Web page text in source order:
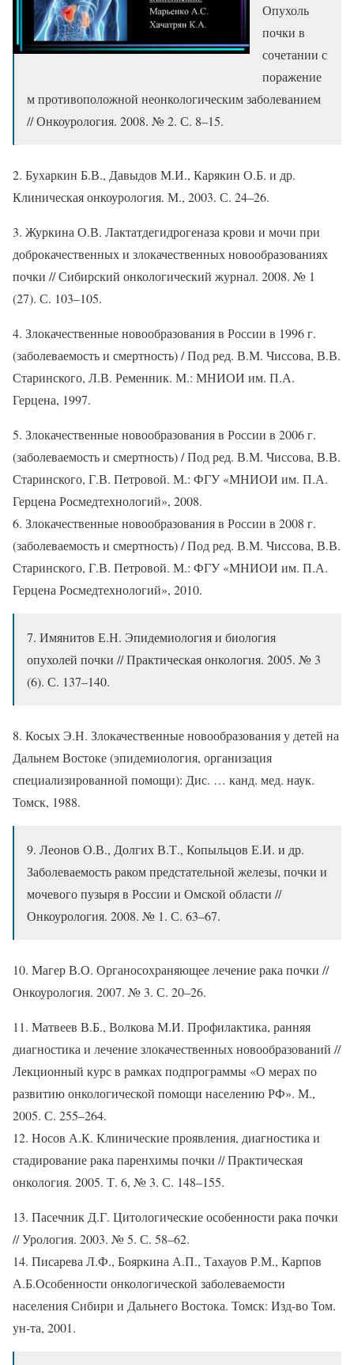
Опухоль
почки в
сочетании с
поражение
м противоположной неонкологическим заболеванием
// Онкоурология. 2008. № 2. С. 8–15.
2. Бухаркин Б.В., Давыдов М.И., Карякин О.Б. и др.
Клиническая онкоурология. М., 2003. С. 24–26.
3. Журкина О.В. Лактатдегидрогеназа крови и мочи при
доброкачественных и злокачественных новообразованиях
почки // Сибирский онкологический журнал. 2008. № 1
(27). С. 103–105.
4. Злокачественные новообразования в России в 1996 г.
(заболеваемость и смертность) / Под ред. В.М. Чиссова, В.В.
Старинского, Л.В. Ременник. М.: МНИОИ им. П.А.
Герцена, 1997.
5. Злокачественные новообразования в России в 2006 г.
(заболеваемость и смертность) / Под ред. В.М. Чиссова, В.В.
Старинского, Г.В. Петровой. М.: ФГУ «МНИОИ им. П.А.
Герцена Росмедтехнологий», 2008.
6. Злокачественные новообразования в России в 2008 г.
(заболеваемость и смертность) / Под ред. В.М. Чиссова, В.В.
Старинского, Г.В. Петровой. М.: ФГУ «МНИОИ им. П.А.
Герцена Росмедтехнологий», 2010.
7. Имянитов Е.Н. Эпидемиология и биология
опухолей почки // Практическая онкология. 2005. № 3
(6). С. 137–140.
8. Косых Э.Н. Злокачественные новообразования у детей на
Дальнем Востоке (эпидемиология, организация
специализированной помощи): Дис. … канд. мед. наук.
Томск, 1988.
9. Леонов О.В., Долгих В.Т., Копыльцов Е.И. и др.
Заболеваемость раком предстательной железы, почки и
мочевого пузыря в России и Омской области //
Онкоурология. 2008. № 1. С. 63–67.
10. Магер В.О. Органосохраняющее лечение рака почки //
Онкоурология. 2007. № 3. С. 20–26.
11. Матвеев В.Б., Волкова М.И. Профилактика, ранняя
диагностика и лечение злокачественных новообразований //
Лекционный курс в рамках подпрограммы «О мерах по
развитию онкологической помощи населению РФ». М.,
2005. С. 255–264.
12. Носов А.К. Клинические проявления, диагностика и
стадирование рака паренхимы почки // Практическая
онкология. 2005. Т. 6, № 3. С. 148–155.
13. Пасечник Д.Г. Цитологические особенности рака почки
// Урология. 2003. № 5. С. 58–62.
14. Писарева Л.Ф., Бояркина А.П., Тахауов Р.М., Карпов
А.Б.Особенности онкологической заболеваемости
населения Сибири и Дальнего Востока. Томск: Изд-во Том.
ун-та, 2001.